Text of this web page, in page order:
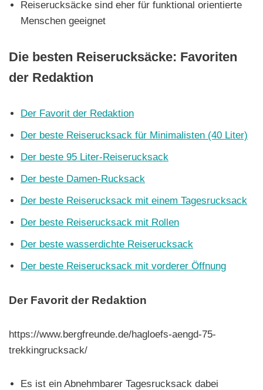
Reiserucksäcke sind eher für funktional orientierte
Menschen geeignet
Die besten Reiserucksäcke: Favoriten
der Redaktion
Der Favorit der Redaktion
Der beste Reiserucksack für Minimalisten (40 Liter)
Der beste 95 Liter-Reiserucksack
Der beste Damen-Rucksack
Der beste Reiserucksack mit einem Tagesrucksack
Der beste Reiserucksack mit Rollen
Der beste wasserdichte Reiserucksack
Der beste Reiserucksack mit vorderer Öffnung
Der Favorit der Redaktion
https://www.bergfreunde.de/hagloefs-aengd-75-
trekkingrucksack/
Es ist ein Abnehmbarer Tagesrucksack dabei